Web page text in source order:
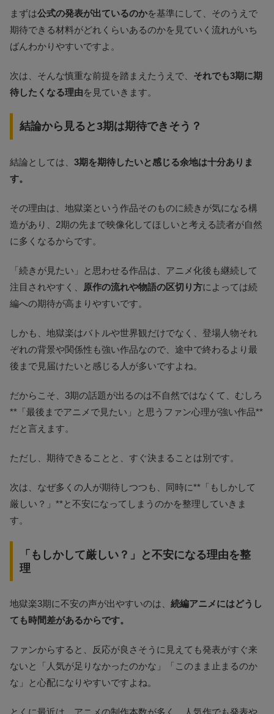
まずは公式の発表が出ているのかを基準にして、そのうえで
期待できる材料がどれくらいあるのかを見ていく流れがいち
ばんわかりやすいですよ。
次は、そんな慎重な前提を踏まえたうえで、 それでも3期に期
待したくなる理由を見ていきます。
結論から見ると3期は期待できそう？
結論としては、 3期を期待したいと感じる余地は十分ありま
す。
その理由は、地獄楽という作品そのものに続きが気になる構
造があり、2期の先まで映像化してほしいと考える読者が自然
に多くなるからです。
「続きが見たい」と思わせる作品は、アニメ化後も継続して
注目されやすく、
原作の流れや物語の区切り方によっては続
編への期待が高まりやすいです。
しかも、地獄楽はバトルや世界観だけでなく、登場人物それ
ぞれの背景や関係性も強い作品なので、途中で終わるより最
後まで見届けたいと感じる人が多いですよね。
だからこそ、3期の話題が出るのは不自然ではなくて、むしろ
**「最後までアニメで見たい」と思うファン心理が強い作品**
だと言えます。
ただし、期待できることと、すぐ決まることは別です。
次は、なぜ多くの人が期待しつつも、同時に**「もしかして
厳しい？」**と不安になってしまうのかを整理していきま
す。
「もしかして厳しい？」と不安になる理由を整
理
地獄楽3期に不安の声が出やすいのは、 続編アニメにはどうし
ても時間差があるからです。
ファンからすると、反応が良さそうに見えても発表がすぐ来
ないと「人気が足りなかったのかな」「このまま止まるのか
な」と心配になりやすいですよね。